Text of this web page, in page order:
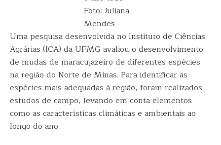
Foto: Juliana
Mendes
Uma pesquisa desenvolvida no Instituto de Ciências
Agrárias (ICA) da UFMG avaliou o desenvolvimento
de mudas de maracujazeiro de diferentes espécies
na região do Norte de Minas. Para identificar as
espécies mais adequadas à região, foram realizados
estudos de campo, levando em conta elementos
como as características climáticas e ambientais ao
longo do ano.